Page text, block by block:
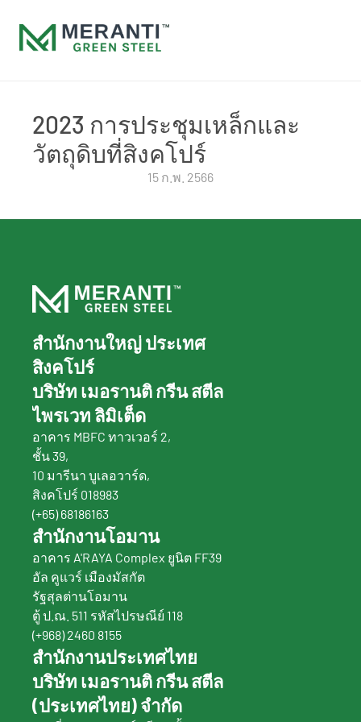
2023 การประชุมเหล็กและ
วัตถุดิบที่สิงคโปร์
15 ก.พ. 2566
สำนักงานใหญ่ ประเทศ
สิงคโปร์
บริษัท เมอรานติ กรีน สตีล
ไพรเวท ลิมิเต็ด
อาคาร MBFC ทาวเวอร์ 2,
ชั้น 39,
10 มารีนา บูเลอวาร์ด,
สิงคโปร์ 018983
(+65) 68186163
สำนักงานประเทศไทย
บริษัท เมอรานติ กรีน สตีล
(ประเทศไทย) จำกัด
สำนักงานโอมาน
อาคาร A'RAYA Complex ยูนิต FF39
อัล คูแวร์ เมืองมัสกัต
รัฐสุลต่านโอมาน
ตู้ ป.ณ. 511 รหัสไปรษณีย์ 118
(+968) 2460 8155